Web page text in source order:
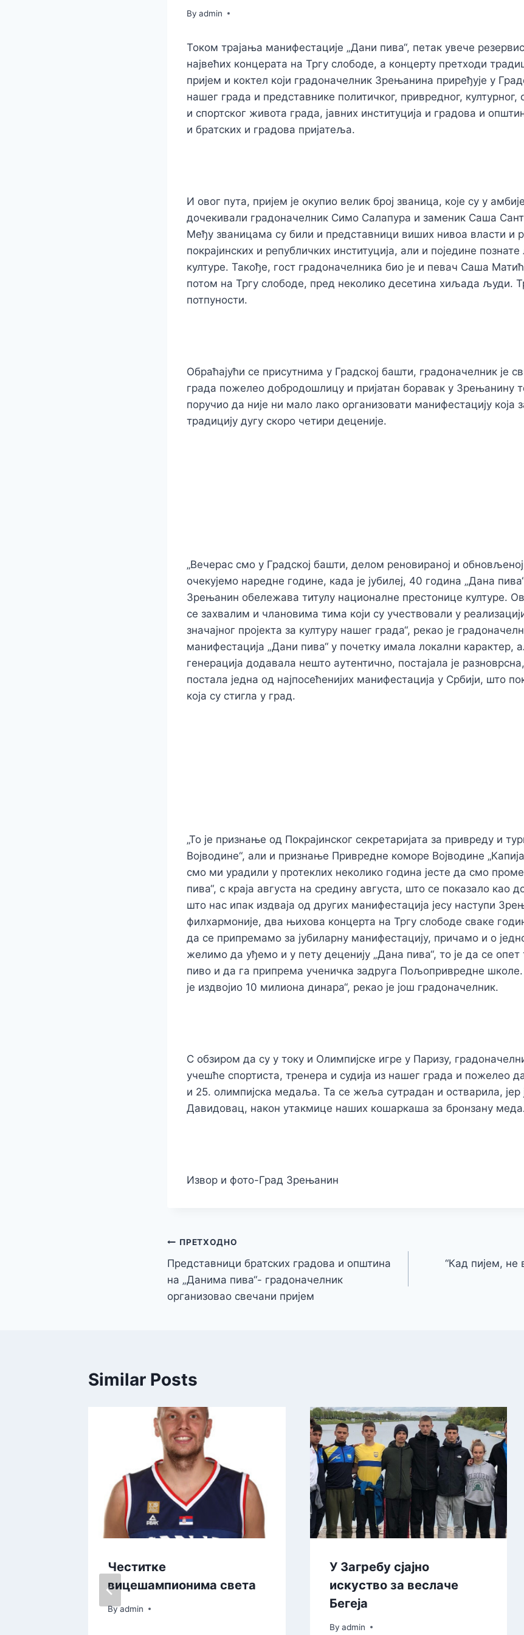
By admin
Током трајања манифестације „Дани пива“, петак увече
највећих концерата на Тргу слободе, а концерту претходи
пријем и коктел који градоначелник Зрењанина приређује у
нашег града и представнике политичког, привредног, културног,
и спортског живота града, јавних институција и градова и
и братских и градова пријатеља.
И овог пута, пријем је окупио велик број званица, које су у
дочекивали градоначелник Симо Салапура и заменик Саша
Међу званицама су били и представници виших нивоа власти и
покрајинских и републичких институција, али и поједине
културе. Такође, гост градоначелника био је и певач Саша
потом на Тргу слободе, пред неколико десетина хиљада људи.
потпуности.
Обраћајући се присутнима у Градској башти, градоначелник је
града пожелео добродошлицу и пријатан боравак у Зрењанину
поручио да није ни мало лако организовати манифестацију која
традицију дугу скоро четири деценије.
„Вечерас смо у Градској башти, делом реновираној и обновљеној,
очекујемо наредне године, када је јубилеј, 40 година „Дана
Зрењанин обележава титулу националне престонице културе.
се захвалим и члановима тима који су учествовали у
значајног пројекта за културу нашег града“, рекао је
манифестација „Дани пива“ у почетку имала локални карактер,
генерација додавала нешто аутентично, постајала је
постала једна од најпосећенијих манифестација у Србији, што
која су стигла у град.
„То је признање од Покрајинског секретаријата за привреду и
Војводине“, али и признање Привредне коморе Војводине
смо ми урадили у протеклих неколико година јесте да смо
пива“, с краја августа на средину августа, што се показало као
што нас ипак издваја од других манифестација јесу наступи
филхармоније, два њихова концерта на Тргу слободе сваке
да се припремамо за јубиларну манифестацију, причамо и о
желимо да уђемо и у пету деценију „Дана пива“, то је да се
пиво и да га припрема ученичка задруга Пољопривредне школе.
је издвојио 10 милиона динара“, рекао је још градоначелник.
С обзиром да су у току и Олимпијске игре у Паризу,
учешће спортиста, тренера и судија из нашег града и пожелео
и 25. олимпијска медаља. Та се жеља сутрадан и остварила, јер
Давидовац, након утакмице наших кошаркаша за бронзану
Извор и фото-Град Зрењанин
Кретање
чланка
ПРЕТХОДНО
Представници братских градова и општина
на „Данима пива“- градоначелник
организовао свечани пријем
“Кад пијем, не
Similar Posts
Честитке
вицешампионима света
Byadmin
У Загребу сјајно
искуство за веслаче
Бегеја
By admin